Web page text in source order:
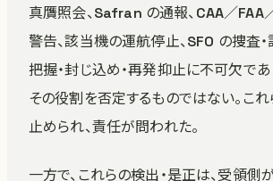
真贋照会、Safran の通報、CAA／FAA
警告、該当機の運航停止、SFO の捜査
把握・封じ込め・再発抑止に不可欠で
その役割を否定するものではない。こ
止められ、責任が問われた。
一方で、これらの検出・是正は、受領側